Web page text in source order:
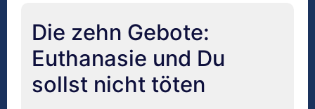
Die zehn Gebote:
Euthanasie und Du
sollst nicht töten